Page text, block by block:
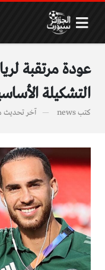
عودة مرتقبة
التشكيلة
كتبnews آخر تحديث